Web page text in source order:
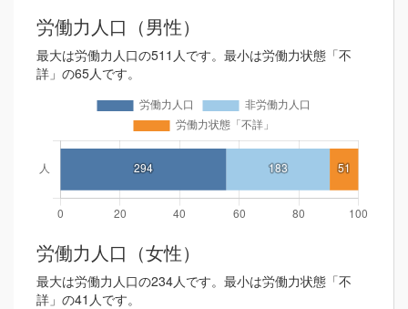
労働力人口（男性）
最大は労働力人口の511人です。最小は労働力状態「不
詳」の65人です。
労働力人口（女性）
最大は労働力人口の234人です。最小は労働力状態「不
詳」の41人です。